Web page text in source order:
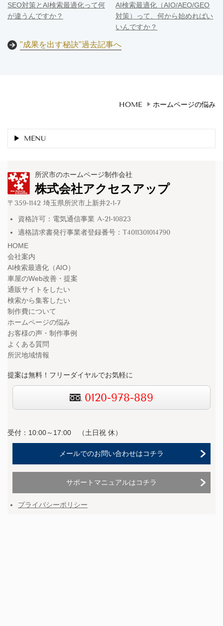
SEO対策とAI検索最適化って何
が違うんですか？
AI検索最適化（AIO/AEO/GEO
対策）って、何から始めればい
いんですか？
"成果を出す秘訣"過去記事へ
HOME ホームページの悩み
MENU
所沢市のホームページ制作会社
株式会社アクセスアップ
〒359-1142 埼玉県所沢市上新井2-1-7
資格許可：電気通信事業 A-21-10823
適格請求書発行事業者登録番号：T4011301014790
HOME
会社案内
AI検索最適化（AIO）
車屋のWeb改善・提案
通販サイトをしたい
検索から集客したい
制作費について
ホームページの悩み
お客様の声・制作事例
よくある質問
所沢地域情報
提案は無料！フリーダイヤルでお気軽に
0120-978-889
受付：10:00～17:00 （土日祝 休）
メールでのお問い合わせはコチラ
サポートマニュアルはコチラ
プライバシーポリシー